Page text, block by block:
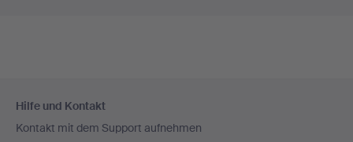
Navigation
Hilfe und Kontakt
Kontakt mit dem Support aufnehmen